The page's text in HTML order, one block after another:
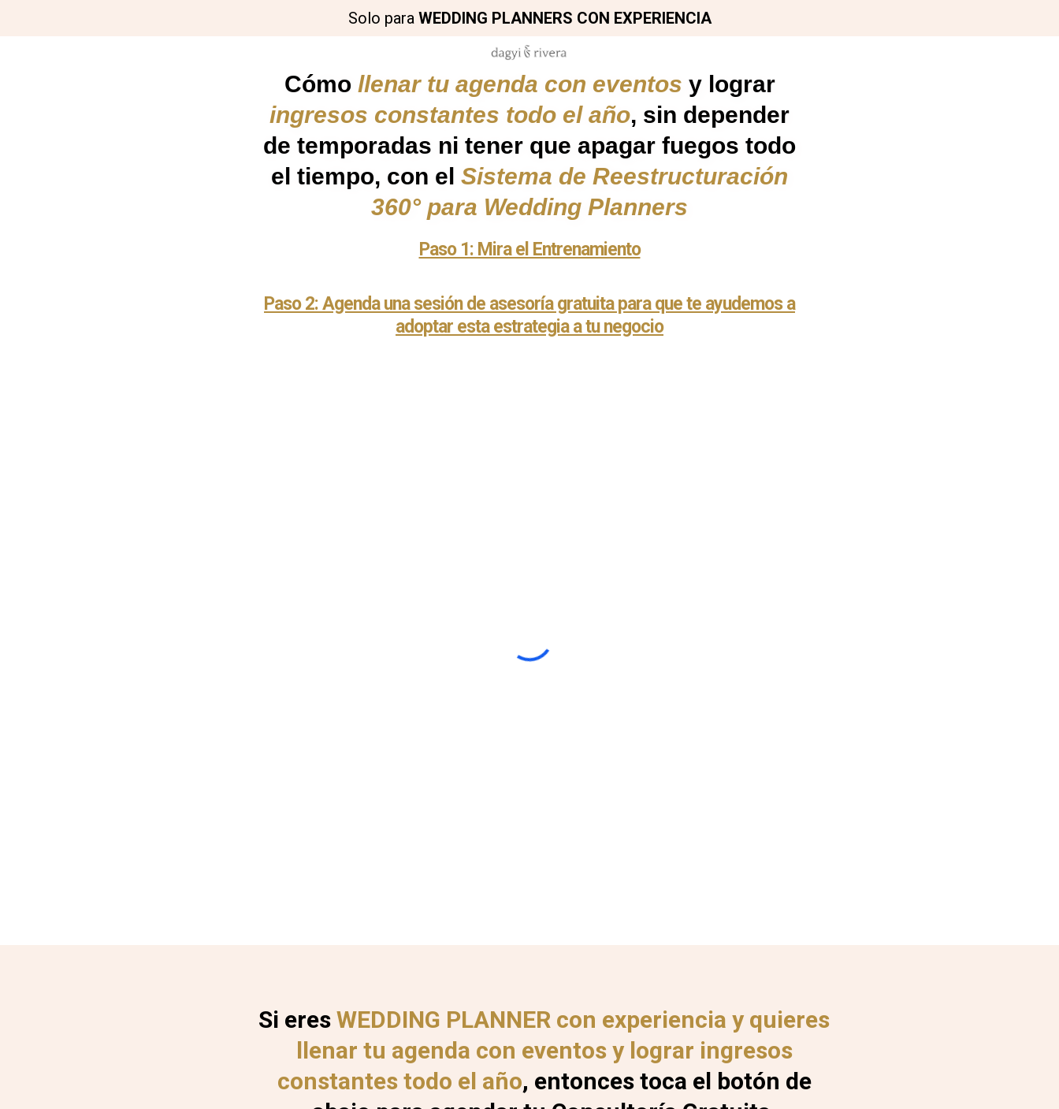
Solo para WEDDING PLANNERS CON EXPERIENCIA
Cómo llenar tu agenda con eventos y lograr
ingresos constantes todo el año, sin depender
de temporadas ni tener que apagar fuegos todo
el tiempo, con el Sistema de Reestructuración
360° para Wedding Planners
Paso 1: Mira el Entrenamiento
Paso 2: Agenda una sesión de asesoría gratuita para que te ayudemos a
adoptar esta estrategia a tu negocio
Si eresWEDDING PLANNER con experiencia y quieres
llenar tu agenda con eventos y lograr ingresos
constantes todo el año, entonces toca el botón de